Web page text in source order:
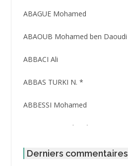
3416
ABAGUE Mohamed
ABAOUB Mohamed ben Daoudi
ABBACI Ali
ABBAS TURKI N. *
ABBESSI Mohamed
ABBOUR Azzedine *
ABDAT Amar
Derniers commentaires